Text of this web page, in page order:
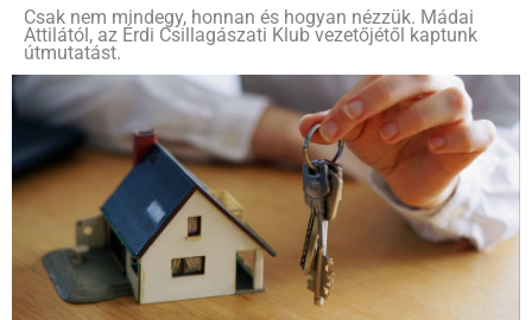
Csak nem mindegy, honnan és hogyan nézzük. Mádai
Attilától, az Érdi Csillagászati Klub vezetőjétől kaptunk
útmutatást.